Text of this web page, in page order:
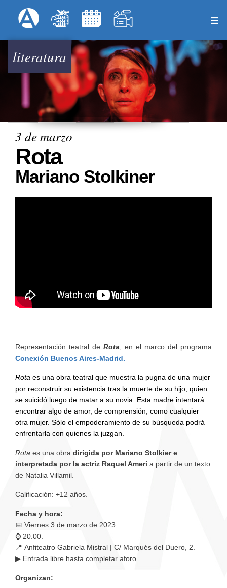
al
principal
Menú Superior
literatura
3 de marzo
Rota
Mariano Stolkiner
Representación teatral de Rota, en el marco del programa
Conexión Buenos Aires-Madrid.
Rota es una obra teatral que muestra la pugna de una mujer
por reconstruir su existencia tras la muerte de su hijo, quien
se suicidó luego de matar a su novia. Esta madre intentará
encontrar algo de amor, de comprensión, como cualquier
otra mujer. Sólo el empoderamiento de su búsqueda podrá
enfrentarla con quienes la juzgan.
Rota es una obra dirigida por Mariano Stolkier e
interpretada por la actriz Raquel Ameri a partir de un texto
de Natalia Villamil.
Calificación: +12 años.
Fecha y hora:
📅 Viernes 3 de marzo de 2023.
⌚ 20.00.
📍 Anfiteatro Gabriela Mistral | C/ Marqués del Duero, 2.
▶ Entrada libre hasta completar aforo.
Organizan: